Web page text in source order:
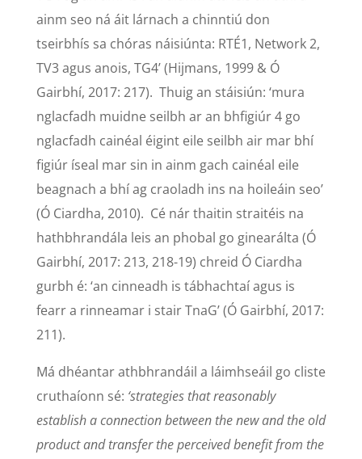
ainm seo ná áit lárnach a chinntiú don
tseirbhís sa chóras náisiúnta: RTÉ1, Network 2,
TV3 agus anois, TG4’ (Hijmans, 1999 & Ó
Gairbhí, 2017: 217). Thuig an stáisiún: ‘mura
nglacfadh muidne seilbh ar an bhfigiúr 4 go
nglacfadh cainéal éigint eile seilbh air mar bhí
figiúr íseal mar sin in ainm gach cainéal eile
beagnach a bhí ag craoladh ins na hoileáin seo’
(Ó Ciardha, 2010). Cé nár thaitin straitéis na
hathbhrandála leis an phobal go ginearálta (Ó
Gairbhí, 2017: 213, 218-19) chreid Ó Ciardha
gurbh é: ‘an cinneadh is tábhachtaí agus is
fearr a rinneamar i stair TnaG’ (Ó Gairbhí, 2017:
211).
Má dhéantar athbhrandáil a láimhseáil go cliste
cruthaíonn sé: ‘strategies that reasonably
establish a connection between the new and the old
product and transfer the perceived benefit from the